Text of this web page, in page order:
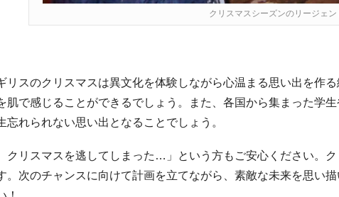
クリスマスシーズンのリージェン
リスのクリスマスは異文化を体験しながら心温まる思い出を作
肌で感じることができるでしょう。また、各国から集まった学
忘れられない思い出となることでしょう。
クリスマスを逃してしまった…」という方もご安心ください。
。次のチャンスに向けて計画を立てながら、素敵な未来を思い